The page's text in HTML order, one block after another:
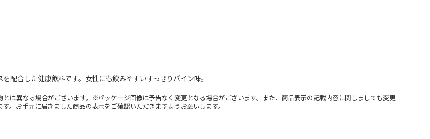
配合した健康飲料です。女性にも飲みやすいすっきりパイン味。
は異なる場合がございます。※パッケージ画像は予告なく変更となる場合がございます。また、商品表示の記載内容に関しましても変更
す。お手元に届きました商品の表示をご確認いただきますようお願いします。